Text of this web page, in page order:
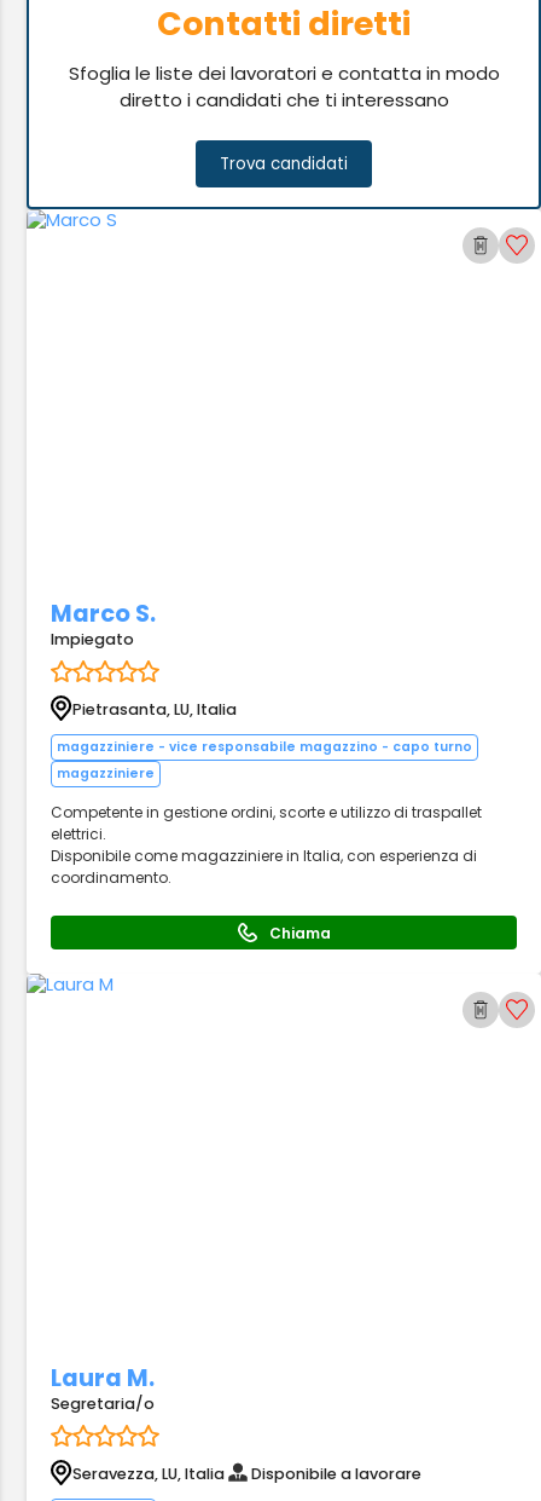
Contatti diretti
Sfoglia le liste dei lavoratori e contatta in modo
diretto i candidati che ti interessano
Trova candidati
Marco S.
Impiegato
Pietrasanta, LU, Italia
magazziniere - vice responsabile magazzino - capo turno
magazziniere
Competente in gestione ordini, scorte e utilizzo di traspallet
elettrici.
Disponibile come magazziniere in Italia, con esperienza di
coordinamento.
Chiama
Laura M.
Segretaria/o
Seravezza, LU, Italia Disponibile a lavorare